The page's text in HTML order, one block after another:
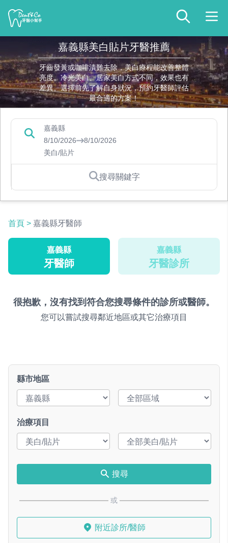
嘉義縣美白貼片牙醫推薦
牙齒發黃或咖啡漬難去除，美白療程能改善整體
亮度。冷光美白、居家美白方式不同，效果也有
差異。選擇前先了解自身狀況，預約牙醫師評估
最合適的方案！
嘉義縣
8/10/2026
8/10/2026
美白/貼片
搜尋關鍵字
首頁 > 嘉義縣牙醫師
嘉義縣
牙醫師
嘉義縣
牙醫診所
很抱歉，沒有找到符合您搜尋條件的診所或醫師。
您可以嘗試搜尋鄰近地區或其它治療項目
縣市地區
治療項目
搜尋
或
附近診所/醫師